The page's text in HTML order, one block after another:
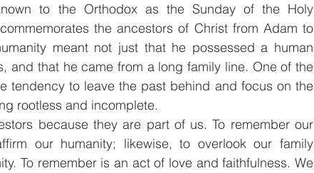
to the Orthodox as the Sunday of the Holy
the ancestors of Christ from Adam to
meant not just that he possessed a human
and that he came from a long family line. One of the
tendency to leave the past behind and focus on the
rootless and incomplete.
because they are part of us. To remember our
our humanity; likewise, to overlook our family
To remember is an act of love and faithfulness. We